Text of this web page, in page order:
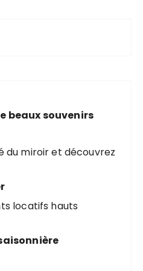
beaux souvenirs
du miroir et découvrez
locatifs hauts